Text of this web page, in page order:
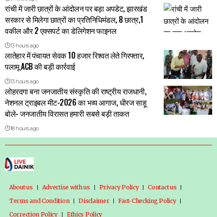
रांची में जारी छात्रों के आंदोलन पर बड़ा अपडेट, झारखंड
सरकार से मिलेगा छात्रों का प्रतिनिधिमंडल, 8 छात्र,1
वकील और 2 एक्सपर्ट का डेलिगेशन फाइनल
13 hours ago
लातेहार में पंचायत सेवक 10 हजार रिश्वत लेते गिरफ्तार,
पलामू ACB की बड़ी कार्रवाई
13 hours ago
लोहरदगा बना जनजातीय संस्कृति की राष्ट्रीय राजधानी,
नेशनल ट्राइबल मीट-2026 का भव्य आगाज, धीरज साहू
बोले- जनजातीय विरासत हमारी सबसे बड़ी ताकत
18 hours ago
About us Advertise with us Privacy Policy
Contact us
Terms and Condition
Disclaimer
Fact-Checking Policy
Correction Policy
Ethics Policy